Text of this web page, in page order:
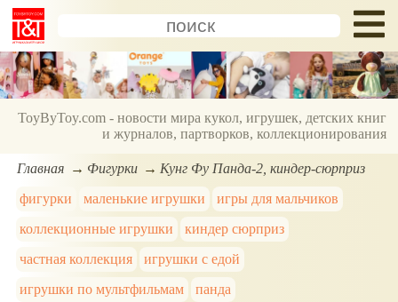
ToyByToy.com - новости мира кукол, игрушек, детских книг
и журналов, партворков, коллекционирования
Главная Фигурки
Кунг Фу Панда-2, киндер-сюрприз
фигурки
маленькие игрушки
игры для мальчиков
коллекционные игрушки
киндер сюрприз
частная коллекция
игрушки с едой
игрушки по мультфильмам
панда